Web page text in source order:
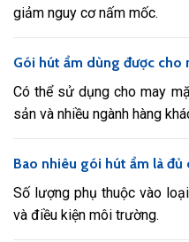
giảm nguy cơ nấm mốc.
Gói hút ẩm dùng được cho
Có thể sử dụng cho may
sản và nhiều ngành hàng
Bao nhiêu gói hút ẩm là đủ
Số lượng phụ thuộc vào
và điều kiện môi trường.